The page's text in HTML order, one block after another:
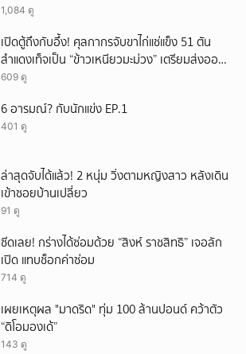
1,084 ดู
เปิดตู้ถึงกับอึ้ง! ศุลกากรจับขาไก่แช่แข็ง 51 ตัน
สำแดงเท็จเป็น “ข้าวเหนียวมะม่วง” เตรียมส่งออก
จีน มูลค่ากว่า 4.8 ล้านบาท
609 ดู
6 อารมณ์? กับนักแข่ง EP.1
401 ดู
ล่าสุดจับได้แล้ว! 2 หนุ่ม วิ่งตามหญิงสาว หลังเดิน
เข้าซอยบ้านเปลี่ยว
91 ดู
ซีดเลย! กร่างได้ซ่อมด้วย “สิงห์ ราชสิทธิ” เจอลัก
เปิด แทบช็อกค่าซ่อม
714 ดู
เผยเหตุผล "มาดริด" ทุ่ม 100 ล้านปอนด์ คว้าตัว
“ดิโอมองเด้”
143 ดู